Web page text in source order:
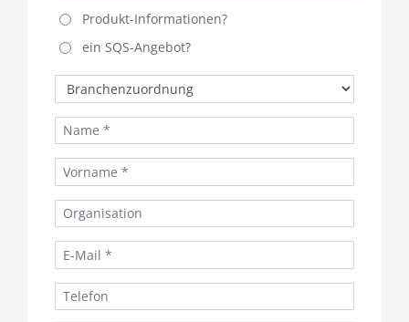
Produkt-Informationen?
ein SQS-Angebot?